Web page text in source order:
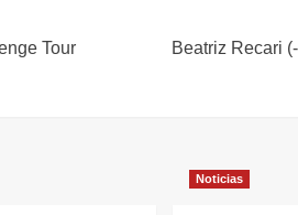
Tour
Beatriz Recari
Noticias